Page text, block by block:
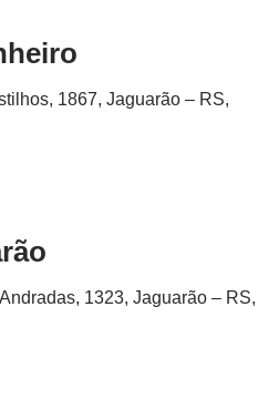
1867, Jaguarão – RS,
1323, Jaguarão – RS,